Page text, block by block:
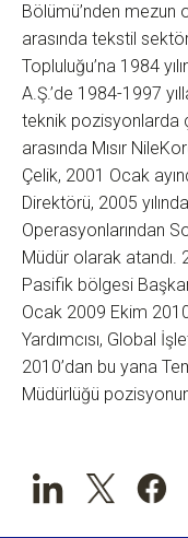
Bölümü’nden mezun
arasında tekstil
Topluluğu’na 1984
A.Ş.’de 1984-1997
teknik pozisyonlarda
arasında Mısır
Çelik, 2001 Ocak
Direktörü, 2005
Operasyonlarından
Müdür olarak atandı.
Pasifik bölgesi
Ocak 2009 Ekim
Yardımcısı, Global
2010’dan bu yana
Müdürlüğü